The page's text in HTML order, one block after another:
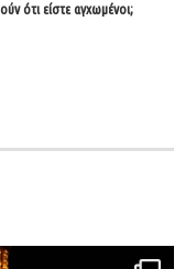
ότι είστε αγχωμένοι;